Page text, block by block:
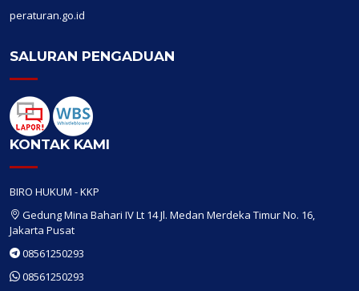
peraturan.go.id
SALURAN PENGADUAN
KONTAK KAMI
BIRO HUKUM - KKP
Gedung Mina Bahari IV Lt 14 Jl. Medan Merdeka Timur No. 16,
Jakarta Pusat
08561250293
08561250293